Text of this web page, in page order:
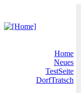
Home
Neues
TestSeite
DorfTratsch